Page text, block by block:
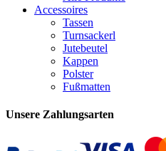
Accessoires
Tassen
Turnsackerl
Jutebeutel
Kappen
Polster
Fußmatten
Unsere Zahlungsarten